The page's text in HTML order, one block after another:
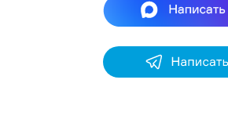
и характеристики сигнально-
характеристики